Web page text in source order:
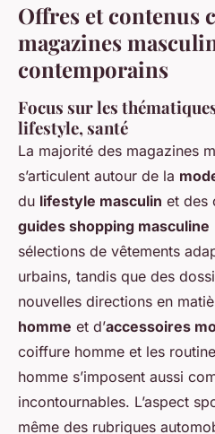
Offres et contenus
magazines
contemporains
Focus sur les
lifestyle, santé
La majorité des magazines
s’articulent autour de la
du lifestyle masculin et des
guides shopping masculine
sélections de vêtements
urbains, tandis que des
nouvelles directions en
homme et d’accessoires
coiffure homme et les
homme s’imposent aussi
incontournables. L’aspect
même des rubriques